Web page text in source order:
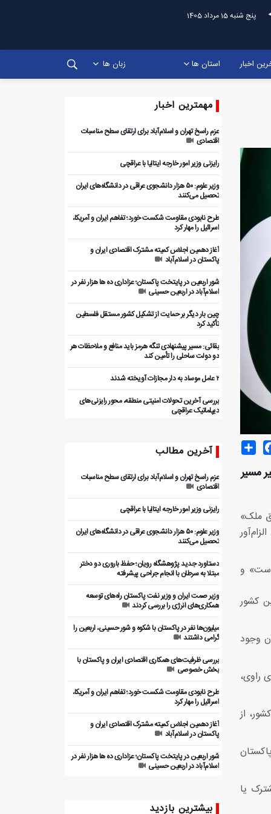
پنج شنبه 15 مرداد 1405
اخبار استان ها زبان ها
Share
مسیر
ملک»
و
کشور
وجود
راوی،
از
یا
مهمترین اخبار
عزم راسخ تهران و اسلام‌آباد برای ارتقای سطح مناسبات
اقتصادی
رایزنی وزیر امور خارجه ایتالیا با عراقچی
وزیر علوم: ۵۰ هزار دانشجوی عراقی در دانشگاه‌های ایران
تحصیل می‌کنند
طرح نابودی مقاومت شکست خورد؛ تفاهم ایران و آمریکا،
اسرائیل را مهار کرد
آغاز دهمین اجلاس کمیته مشترک اقتصادی ایران و
پاکستان در اسلام‌آباد
شور اربعین در پایتخت پاکستان؛ عزاداری ده ها هزار نفر در
اسلام‌آباد در اربعین حسینی
چین بار دیگر بر حمایت از تشکیل کشور مستقل فلسطین
تأکید کرد
بقائی: مسیر پیشنهادی تنگه هرمز باید منافع و ملاحظات هر
دو دولت ساحلی را تأمین کند
۲ عامل موساد به دار مجازات آویخته شدند
بررسی آخرین تحولات امنیتی منطقه، محور رایزنی‌های
دیپلماتیک عراقچی
آخرین مطالب
عزم راسخ تهران و اسلام‌آباد برای ارتقای سطح مناسبات
اقتصادی
رایزنی وزیر امور خارجه ایتالیا با عراقچی
وزیر علوم: ۵۰ هزار دانشجوی عراقی در دانشگاه‌های ایران
تحصیل می‌کنند
دستاورد جدید پژوهشگاه رویان؛ حفظ باروری دو دختر
مبتلا به سرطان با انجام جراحی پیشرفته
وزیر صمت ایران و وزیر نفت پاکستان راه‌های توسعه
همکاری‌های انرژی را بررسی کردند
میلیون‌ها نفر در پاکستان با شکوه و شور حسینی، اربعین را
گرامی داشتند
بررسی ظرفیت‌های همکاری اقتصادی ایران و پاکستان با
بخش خصوصی
طرح نابودی مقاومت شکست خورد؛ تفاهم ایران و آمریکا،
اسرائیل را مهار کرد
آغاز دهمین اجلاس کمیته مشترک اقتصادی ایران و
پاکستان در اسلام‌آباد
شور اربعین در پایتخت پاکستان؛ عزاداری ده ها هزار نفر در
اسلام‌آباد در اربعین حسینی
بیشترین بازدید